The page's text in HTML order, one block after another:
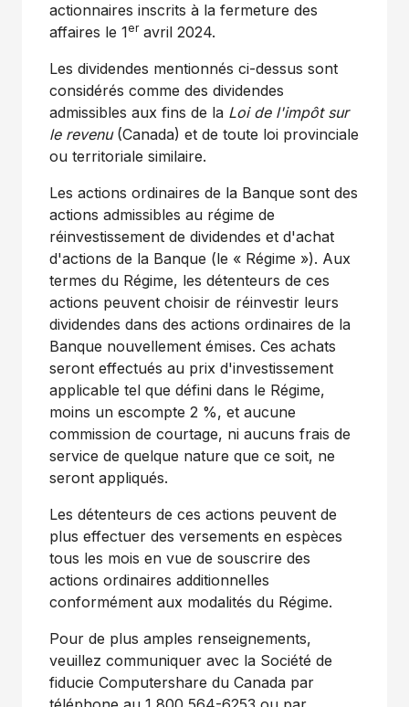
actionnaires inscrits à la fermeture des
affaires le 1eravril 2024.
Les dividendes mentionnés ci-dessus sont
considérés comme des dividendes
admissibles aux fins de la Loi del'impôt sur
le revenu (Canada) et de toute loi provinciale
ou territoriale similaire.
Les actions ordinaires de la Banque sont des
actions admissibles au régime de
réinvestissement de dividendes et d'achat
d'actions de la Banque (le « Régime »). Aux
termes du Régime, les détenteurs de ces
actions peuvent choisir de réinvestir leurs
dividendes dans des actions ordinaires de la
Banque nouvellement émises. Ces achats
seront effectués au prix d'investissement
applicable tel que défini dans le Régime,
moins un escompte 2 %, et aucune
commission de courtage, ni aucuns frais de
service de quelque nature que ce soit, ne
seront appliqués.
Les détenteurs de ces actions peuvent de
plus effectuer des versements en espèces
tous les mois en vue de souscrire des
actions ordinaires additionnelles
conformément aux modalités du Régime.
Pour de plus amples renseignements,
veuillez communiquer avec la Société de
fiducie Computershare du Canada par